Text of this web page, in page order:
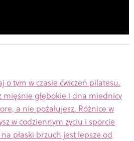
o tym w czasie ćwiczeń pilatesu.
mięśnie głębokie i dna miednicy
a nie pożałujesz. Różnice w
w codziennym życiu i sporcie
płaski brzuch jest lepsze od